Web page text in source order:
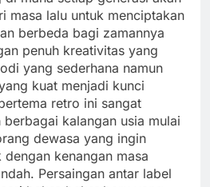
masa lalu untuk menciptakan
berbeda bagi zamannya
penuh kreativitas yang
yang sederhana namun
kuat menjadi kunci
retro ini sangat
kalangan usia mulai
dewasa yang ingin
kenangan masa
Persaingan antar label